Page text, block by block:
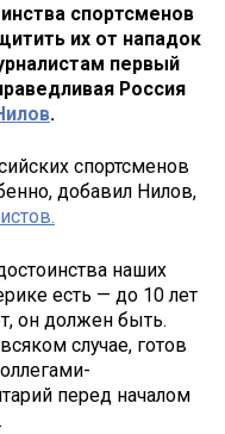
спортсменов
их от нападок
первый
Россия
.
спортсменов
добавил Нилов,
наших
есть — до 10 лет
он должен быть.
случае, готов
перед началом